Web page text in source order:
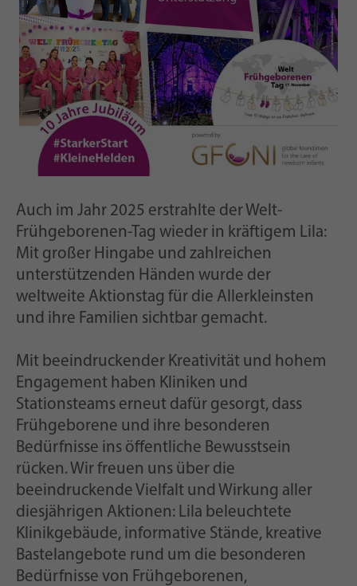
Auch im Jahr 2025 erstrahlte der Welt-
Frühgeborenen-Tag wieder in kräftigem Lila:
Mit großer Hingabe und zahlreichen
unterstützenden Händen wurde der
weltweite Aktionstag für die Allerkleinsten
und ihre Familien sichtbar gemacht.
Mit beeindruckender Kreativität und hohem
Engagement haben Kliniken und
Stationsteams erneut dafür gesorgt, dass
Frühgeborene und ihre besonderen
Bedürfnisse ins öffentliche Bewusstsein
rücken. Wir freuen uns über die
beeindruckende Vielfalt und Wirkung aller
diesjährigen Aktionen: Lila beleuchtete
Klinikgebäude, informative Stände, kreative
Bastelangebote rund um die besonderen
Bedürfnisse von Frühgeborenen,